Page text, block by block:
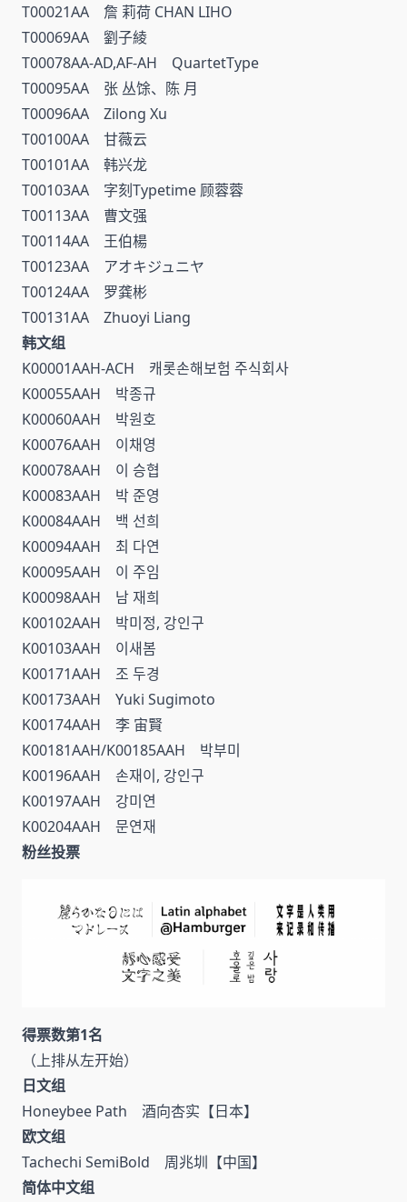
T00021AA 詹 莉荷 CHAN LIHO
T00069AA 劉子綾
T00078AA-AD,AF-AH QuartetType
T00095AA 张 丛馀、陈 月
T00096AA Zilong Xu
T00100AA 甘薇云
T00101AA 韩兴龙
T00103AA 字刻Typetime 顾蓉蓉
T00113AA 曹文强
T00114AA 王伯楊
T00123AA アオキジュニヤ
T00124AA 罗龚彬
T00131AA Zhuoyi Liang
韩文组
K00001AAH-ACH 캐롯손해보험 주식회사
K00055AAH 박종규
K00060AAH 박원호
K00076AAH 이채영
K00078AAH 이 승협
K00083AAH 박 준영
K00084AAH 백 선희
K00094AAH 최 다연
K00095AAH 이 주임
K00098AAH 남 재희
K00102AAH 박미정, 강인구
K00103AAH 이새봄
K00171AAH 조 두경
K00173AAH Yuki Sugimoto
K00174AAH 李 宙賢
K00181AAH/K00185AAH 박부미
K00196AAH 손재이, 강인구
K00197AAH 강미연
K00204AAH 문연재
粉丝投票
得票数第1名
（上排从左开始）
日文组
Honeybee Path 酒向杏实【日本】
欧文组
Tachechi SemiBold 周兆圳【中国】
简体中文组